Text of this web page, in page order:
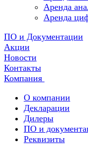
Аренда
Аренда
ПО и Документации
Акции
Новости
Контакты
Компания
О компании
Декларации
Дилеры
ПО и
Реквизиты